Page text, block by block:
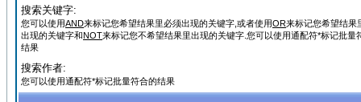
搜索关键字:
您可以使用AND来标记您希望结果里必须出现的关键字,或者使用OR来标记您希望结果
出现的关键字和NOT来标记您不希望结果里出现的关键字.您可以使用通配符*标记批量
结果
搜索作者:
您可以使用通配符*标记批量符合的结果